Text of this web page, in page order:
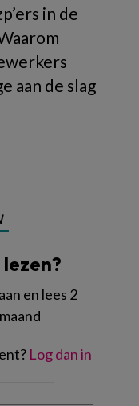
in de
aan de slag
en lees 2
Log dan in